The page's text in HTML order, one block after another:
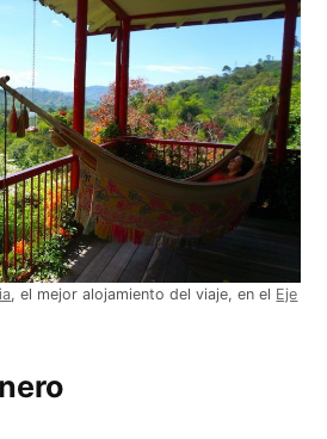
, el mejor alojamiento del viaje, en el Eje